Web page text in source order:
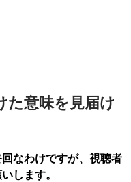
た意味を見届け
なわけですが、視聴者
します。